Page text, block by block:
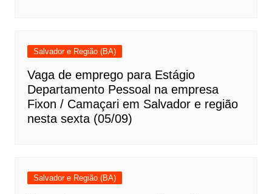
Salvador e Região (BA)
Vaga de emprego para Estágio
Departamento Pessoal na empresa
Fixon / Camaçari em Salvador e região
nesta sexta (05/09)
Salvador e Região (BA)